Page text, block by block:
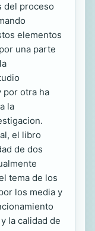
del proceso
elementos
una parte
por otra ha
la
el libro
de dos
tema de los
los media y
la calidad de